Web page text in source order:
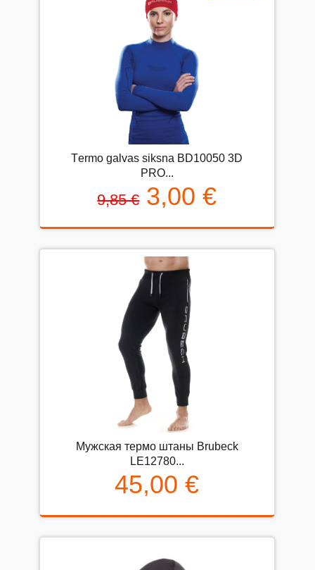
Тermo galvas siksna BD10050 3D
PRO...
9,85 € 3,00 €
Mужская термо штаны Brubeck
LE12780...
45,00 €